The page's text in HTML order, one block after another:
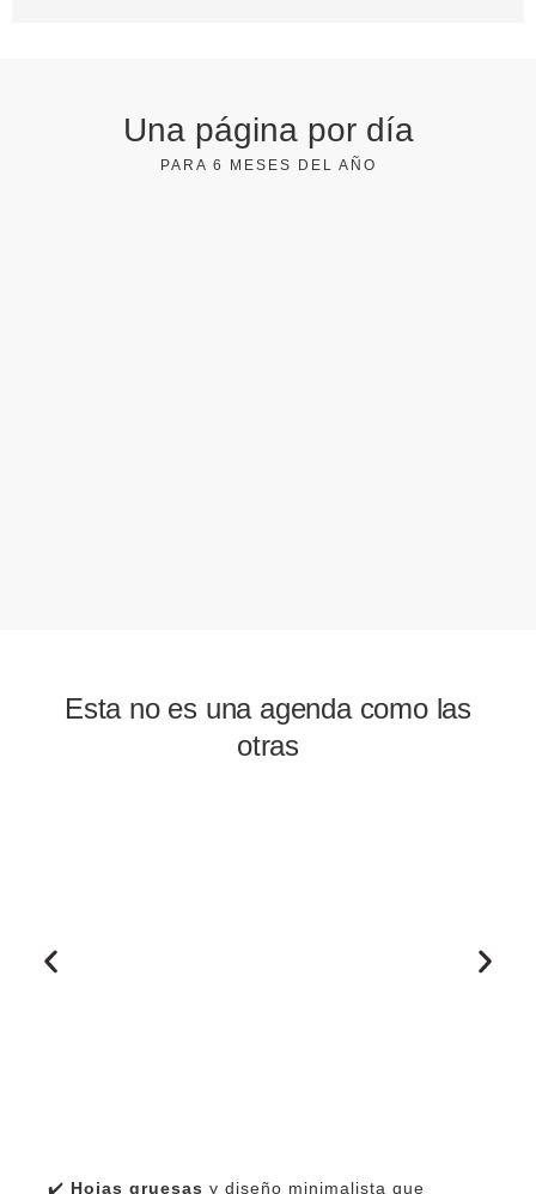
Una página por día
PARA 6 MESES DEL AÑO
Esta no es una agenda como las
otras
✔️ Hojas gruesas y diseño minimalista que